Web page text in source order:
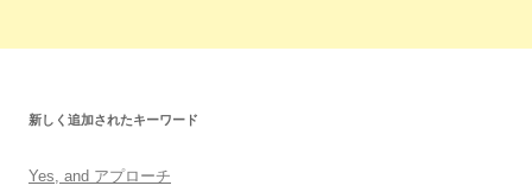
新しく追加されたキーワード
Yes, and アプローチ